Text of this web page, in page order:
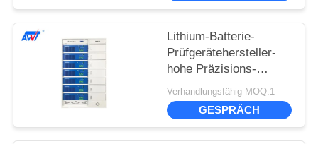
Lithium-Batterie-
Prüfgerätehersteller-
hohe Präzisions-
Kalibrierung 100V 20A
1400W
Verhandlungsfähig MOQ:1
GESPRÄCH